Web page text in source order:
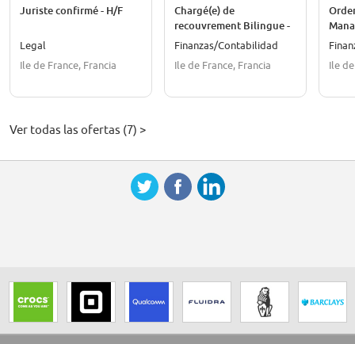
Juriste confirmé - H/F
Legal
Ile de France, Francia
Chargé(e) de
recouvrement Bilingue -
H/F
Finanzas/Contabilidad
Ile de France, Francia
Ile
Ver todas las ofertas (7) >